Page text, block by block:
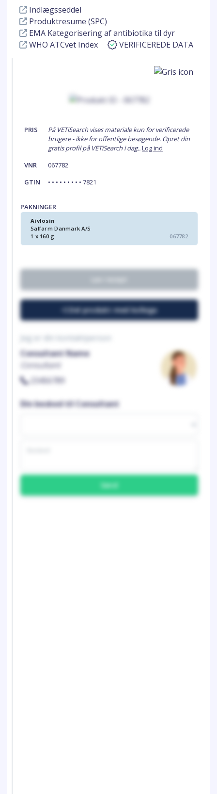
Indlægsseddel
Produktresume (SPC)
EMA Kategorisering af antibiotika til dyr
WHO ATCvet Index
VERIFICEREDE DATA
PRIS
På VETiSearch vises materiale kun for verificerede
brugere - ikke for offentlige besøgende. Opret din
gratis profil på VETiSearch i dag..Log ind
VNR
067782
GTIN
• • • • • • • • • 7821
PAKNINGER
Aivlosin
Salfarm Danmark A/S
1 x 160 g
067782
Del produkt med kollega
Jeg er din kontaktperson
Consultant Name
Consultant
23456789
Din besked til Consultant
Send